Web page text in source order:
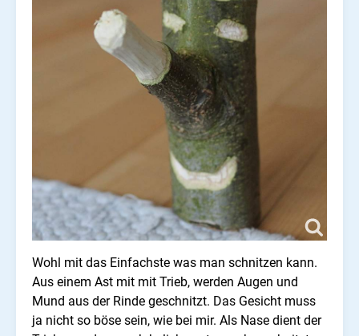
Wohl mit das Einfachste was man schnitzen kann.
Aus einem Ast mit mit Trieb, werden Augen und
Mund aus der Rinde geschnitzt. Das Gesicht muss
ja nicht so böse sein, wie bei mir. Als Nase dient der